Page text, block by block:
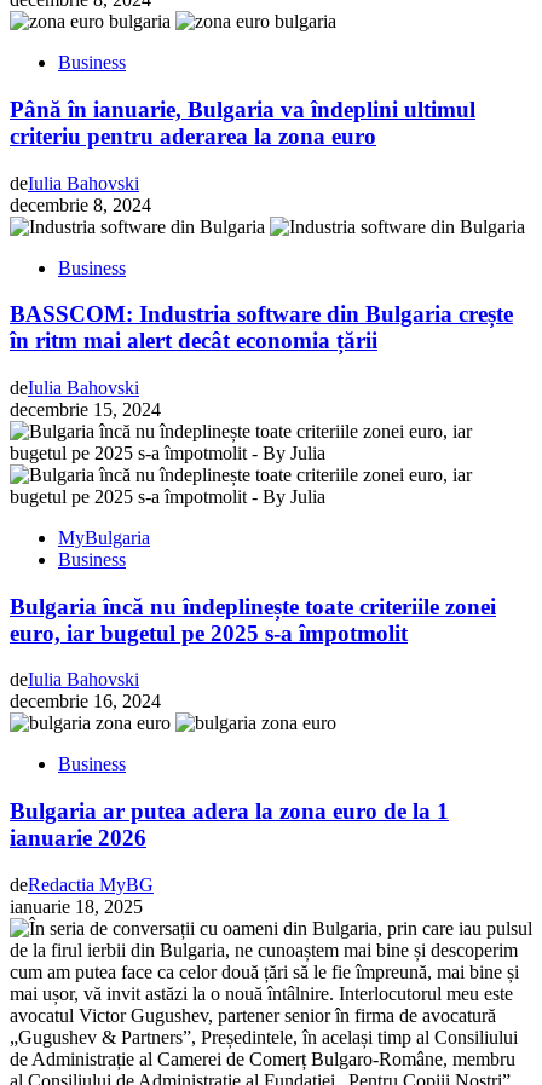
Business
Până în ianuarie, Bulgaria va îndeplini ultimul
criteriu pentru aderarea la zona euro
deIulia Bahovski
decembrie 8, 2024
Business
BASSCOM: Industria software din Bulgaria crește
în ritm mai alert decât economia țării
deIulia Bahovski
decembrie 15, 2024
MyBulgaria
Business
Bulgaria încă nu îndeplinește toate criteriile zonei
euro, iar bugetul pe 2025 s-a împotmolit
deIulia Bahovski
decembrie 16, 2024
Business
Bulgaria ar putea adera la zona euro de la 1
ianuarie 2026
deRedactia MyBG
ianuarie 18, 2025